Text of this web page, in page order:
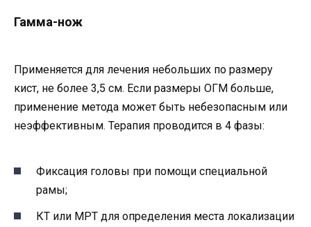
Гамма-нож
Применяется для лечения небольших по размеру
кист, не более 3,5 см. Если размеры ОГМ больше,
применение метода может быть небезопасным или
неэффективным. Терапия проводится в 4 фазы:
Фиксация головы при помощи специальной
рамы;
КТ или МРТ для определения места локализации